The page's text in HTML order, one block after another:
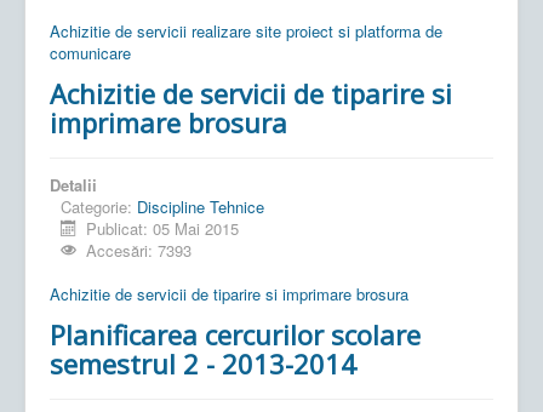
Achizitie de servicii realizare site proiect si platforma de
comunicare
Achizitie de servicii de tiparire si
imprimare brosura
Detalii
Categorie: Discipline Tehnice
Publicat: 05 Mai 2015
Accesări: 7393
Achizitie de servicii de tiparire si imprimare brosura
Planificarea cercurilor scolare
semestrul 2 - 2013-2014